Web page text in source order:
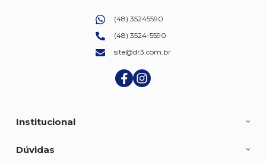
(48) 35245590
(48) 3524-5590
site@dr3.com.br
Institucional
Dúvidas